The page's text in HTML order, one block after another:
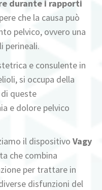
durante i rapporti
che la causa può
pelvico, ovvero una
perineali.
e consulente in
si occupa della
queste
e dolore pelvico
il dispositivo Vagy
che combina
per trattare in
disfunzioni del